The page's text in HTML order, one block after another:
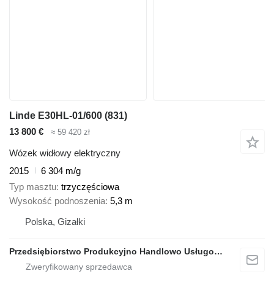
Linde E30HL-01/600 (831)
13 800 €
≈ 59 420 zł
Wózek widłowy elektryczny
2015
6 304 m/g
Typ masztu trzyczęściowa
Wysokość podnoszenia 5,3 m
Polska, Gizałki
Przedsiębiorstwo Produkcyjno Handlowo Usługowe Grzegorz Glapa